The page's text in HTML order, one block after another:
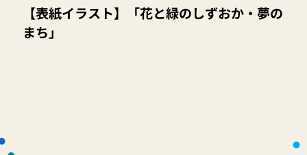
【表紙イラスト】「花と緑のしずおか・夢の
まち」